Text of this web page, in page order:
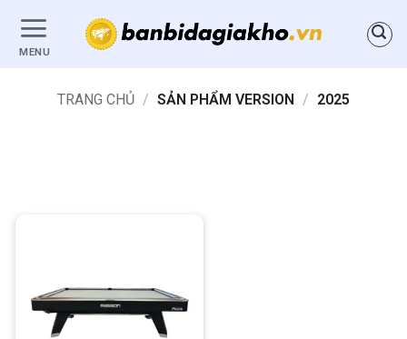
qua
MENU
TRANG CHỦ / SẢN PHẨM VERSION / 2025